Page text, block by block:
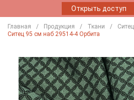
Открыть доступ
Главная Продукция Ткани
Ситец
Ситец 95 см наб 29514-4 Орбита